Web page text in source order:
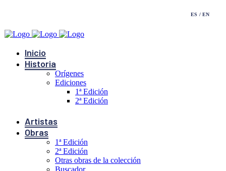
ES EN
Inicio
Historia
Orígenes
Ediciones
1ª Edición
2ª Edición
Artistas
Obras
1ª Edición
2ª Edición
Otras obras de la colección
Buscador